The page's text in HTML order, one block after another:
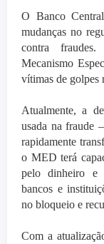
O Banco
mudanças no
contra
Mecanismo
vítimas de golpes
Atualmente, a
usada na fraude
rapidamente
o MED terá
pelo dinheiro e
bancos e
no bloqueio e
Com a